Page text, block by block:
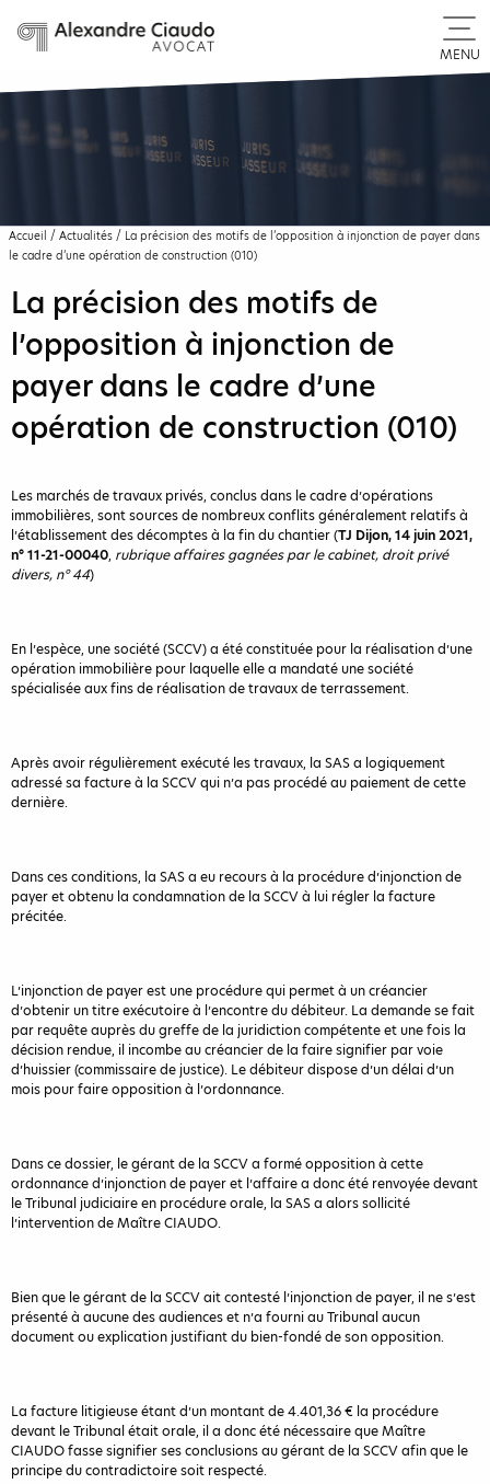
MENU
Accueil / Actualités / La précision des motifs de l’opposition à injonction de payer dans
le cadre d’une opération de construction (010)
La précision des motifs de
l’opposition à injonction de
payer dans le cadre d’une
opération de construction (010)
Les marchés de travaux privés, conclus dans le cadre d’opérations
immobilières, sont sources de nombreux conflits généralement relatifs à
l’établissement des décomptes à la fin du chantier (TJ Dijon, 14 juin 2021,
n° 11-21-00040, rubrique affaires gagnées par le cabinet, droit privé
divers, n° 44)
En l’espèce, une société (SCCV) a été constituée pour la réalisation d’une
opération immobilière pour laquelle elle a mandaté une société
spécialisée aux fins de réalisation de travaux de terrassement.
Après avoir régulièrement exécuté les travaux, la SAS a logiquement
adressé sa facture à la SCCV qui n’a pas procédé au paiement de cette
dernière.
Dans ces conditions, la SAS a eu recours à la procédure d’injonction de
payer et obtenu la condamnation de la SCCV à lui régler la facture
précitée.
L’injonction de payer est une procédure qui permet à un créancier
d’obtenir un titre exécutoire à l’encontre du débiteur. La demande se fait
par requête auprès du greffe de la juridiction compétente et une fois la
décision rendue, il incombe au créancier de la faire signifier par voie
d’huissier (commissaire de justice). Le débiteur dispose d’un délai d’un
mois pour faire opposition à l’ordonnance.
Dans ce dossier, le gérant de la SCCV a formé opposition à cette
ordonnance d’injonction de payer et l’affaire a donc été renvoyée devant
le Tribunal judiciaire en procédure orale, la SAS a alors sollicité
l’intervention de Maître CIAUDO.
Bien que le gérant de la SCCV ait contesté l’injonction de payer, il ne s’est
présenté à aucune des audiences et n’a fourni au Tribunal aucun
document ou explication justifiant du bien-fondé de son opposition.
La facture litigieuse étant d’un montant de 4.401,36 € la procédure
devant le Tribunal était orale, il a donc été nécessaire que Maître
CIAUDO fasse signifier ses conclusions au gérant de la SCCV afin que le
principe du contradictoire soit respecté.